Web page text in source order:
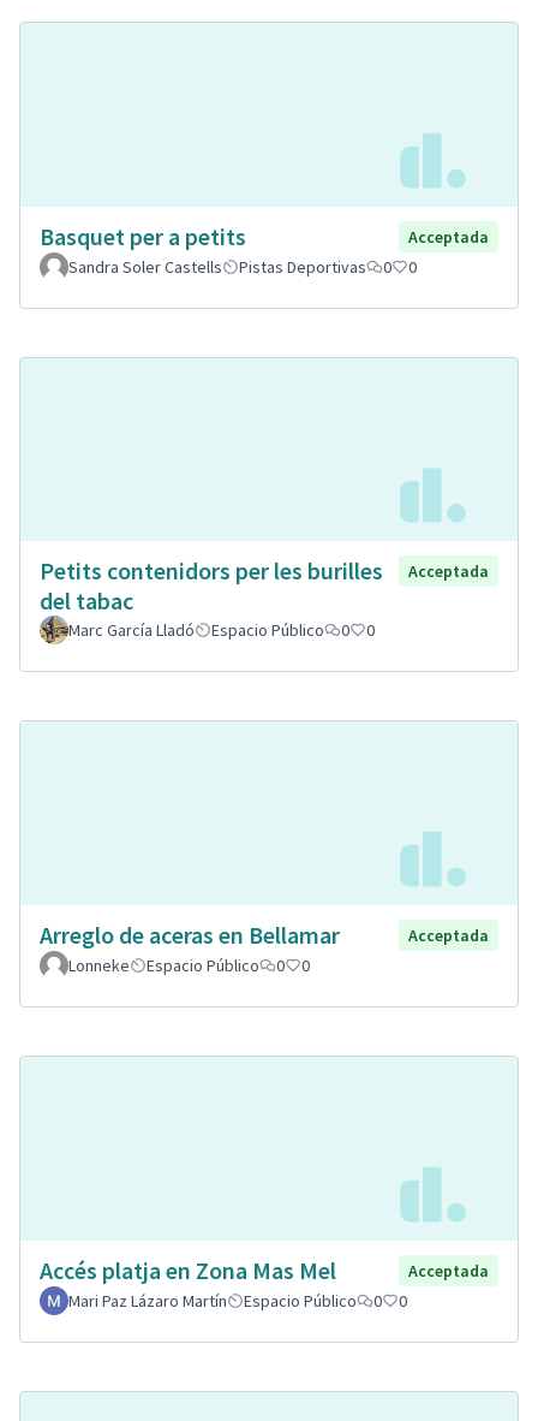
Basquet per a petits
Acceptada
Sandra Soler Castells
Pistas Deportivas 0 0
Petits contenidors per les burilles
del tabac
Acceptada
Marc García Lladó Espacio Público 0 0
Arreglo de aceras en Bellamar
Acceptada
Lonneke
Espacio Público 0 0
Accés platja en Zona Mas Mel
Acceptada
Mari Paz Lázaro Martín
Espacio Público 0 0